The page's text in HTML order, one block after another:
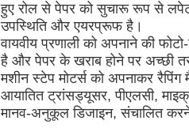
हुए रोल से पेपर को सुचारू रूप से
उपस्थिति और एयरप्रूफ है।
वायवीय प्रणाली को अपनाने की
है और पेपर के खराब होने पर अच्छी
मशीन स्टेप मोटर्स को अपनाकर
आयातित ट्रांसड्यूसर, पीएलसी,
मानव-अनुकूल डिजाइन, संचालित